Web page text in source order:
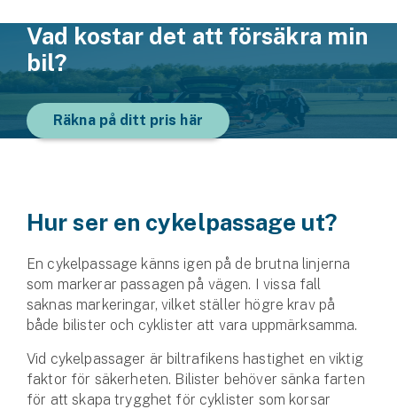
Vad kostar det att försäkra min
bil?
Räkna på ditt pris här
Hur ser en cykelpassage ut?
En cykelpassage känns igen på de brutna linjerna
som markerar passagen på vägen. I vissa fall
saknas markeringar, vilket ställer högre krav på
både bilister och cyklister att vara uppmärksamma.
Vid cykelpassager är biltrafikens hastighet en viktig
faktor för säkerheten. Bilister behöver sänka farten
för att skapa trygghet för cyklister som korsar